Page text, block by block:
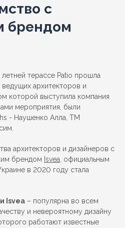
с
брендом
терассе Patio прошла
ведущих архитекторов и
которой выступила компания
мероприятия, были
- Наушенко Алла, ТМ
архитекторов и дизайнеров с
брендом Isvea , официальным
в 2020 году стала
Isvea – популярна во всем
и невероятному дизайну
работают известные